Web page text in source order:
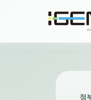
정